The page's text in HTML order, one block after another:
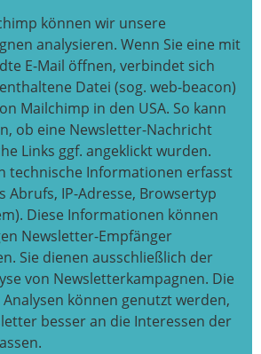
können wir unsere
analysieren. Wenn Sie eine mit
E-Mail öffnen, verbindet sich
Datei (sog. web-beacon)
Mailchimp in den USA. So kann
ob eine Newsletter-Nachricht
Links ggf. angeklickt wurden.
technische Informationen erfasst
Abrufs, IP-Adresse, Browsertyp
Diese Informationen können
Newsletter-Empfänger
Sie dienen ausschließlich der
von Newsletterkampagnen. Die
können genutzt werden,
besser an die Interessen der